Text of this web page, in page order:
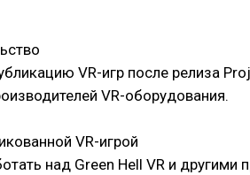
VR-игр после релиза
VR-оборудования.
VR-игрой
над Green Hell VR и другими